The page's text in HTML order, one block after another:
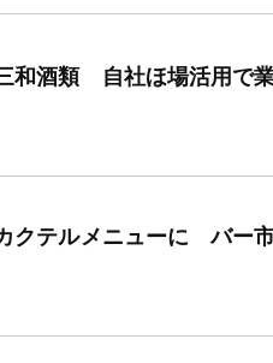
和酒類 自社ほ場活用で
クテルメニューに バー